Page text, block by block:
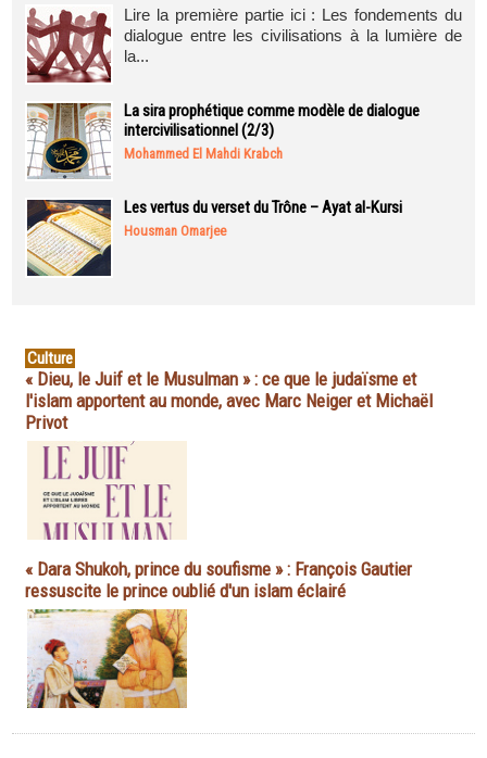
Lire la première partie ici : Les fondements du
dialogue entre les civilisations à la lumière de
la...
La sira prophétique comme modèle de dialogue
intercivilisationnel (2/3)
Mohammed El Mahdi Krabch
Les vertus du verset du Trône – Ayat al-Kursi
Housman Omarjee
Culture
« Dieu, le Juif et le Musulman » : ce que le judaïsme et
l'islam apportent au monde, avec Marc Neiger et Michaël
Privot
« Dara Shukoh, prince du soufisme » : François Gautier
ressuscite le prince oublié d'un islam éclairé